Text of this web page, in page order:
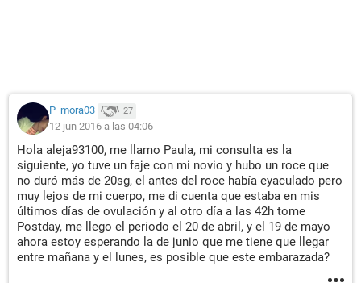
P_mora03 27
12 jun 2016 a las 04:06
Hola aleja93100, me llamo Paula, mi consulta es la
siguiente, yo tuve un faje con mi novio y hubo un roce que
no duró más de 20sg, el antes del roce había eyaculado pero
muy lejos de mi cuerpo, me di cuenta que estaba en mis
últimos días de ovulación y al otro día a las 42h tome
Postday, me llego el periodo el 20 de abril, y el 19 de mayo
ahora estoy esperando la de junio que me tiene que llegar
entre mañana y el lunes, es posible que este embarazada?